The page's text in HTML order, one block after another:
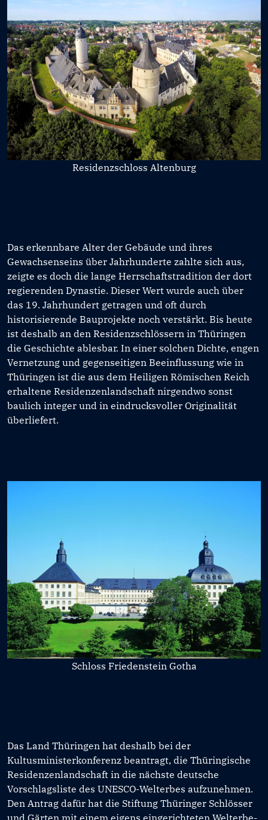
Residenzschloss Altenburg
Das erkennbare Alter der Gebäude und ihres
Gewachsenseins über Jahrhunderte zahlte sich aus,
zeigte es doch die lange Herrschaftstradition der dort
regierenden Dynastie. Dieser Wert wurde auch über
das 19. Jahrhundert getragen und oft durch
historisierende Bauprojekte noch verstärkt. Bis heute
ist deshalb an den Residenzschlössern in Thüringen
die Geschichte ablesbar. In einer solchen Dichte, engen
Vernetzung und gegenseitigen Beeinflussung wie in
Thüringen ist die aus dem Heiligen Römischen Reich
erhaltene Residenzenlandschaft nirgendwo sonst
baulich integer und in eindrucksvoller Originalität
überliefert.
Schloss Friedenstein Gotha
Das Land Thüringen hat deshalb bei der
Kultusministerkonferenz beantragt, die Thüringische
Residenzenlandschaft in die nächste deutsche
Vorschlagsliste des UNESCO-Welterbes aufzunehmen.
Den Antrag dafür hat die Stiftung Thüringer Schlösser
und Gärten mit einem eigens eingerichteten Welterbe-